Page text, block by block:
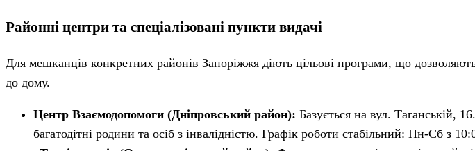
Районні центри та спеціалізовані пункти видачі
Для мешканців конкретних районів Запоріжжя діють цільові програми, що
до дому.
Центр Взаємодопомоги (Дніпровський район): Базується на вул. Таганській,
багатодітні родини та осіб з інвалідністю. Графік роботи стабільний: Пн-Сб з